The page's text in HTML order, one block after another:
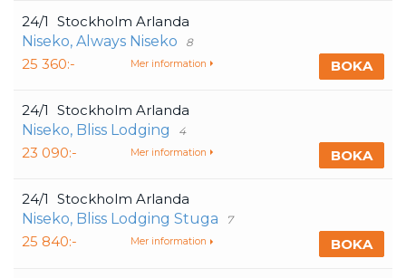
24/1 Stockholm Arlanda
Niseko, Always Niseko
8
25 360:- BOKA
Mer information
24/1 Stockholm Arlanda
Niseko, Bliss Lodging
4
23 090:- BOKA
Mer information
24/1 Stockholm Arlanda
Niseko, Bliss Lodging Stuga
7
25 840:- BOKA
Mer information